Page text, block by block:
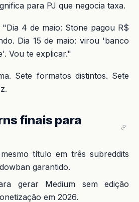
para PJ que negocia taxa.
4 de maio: Stone pagou R$
Dia 15 de maio: virou 'banco
Vou te explicar."
Sete formatos distintos. Sete
finais para
título em três subreddits
garantido.
gerar Medium sem edição
em 2026.